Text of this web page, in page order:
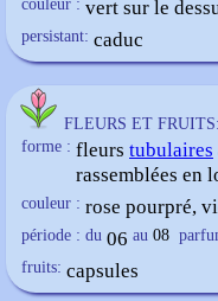
couleur : vert sur le
persistant: caduc
FLEURS ET FRUITS:
forme : fleurs tubulaires
rassemblées en
couleur : rose pourpré,
période : du 06 au 08
fruits: capsules